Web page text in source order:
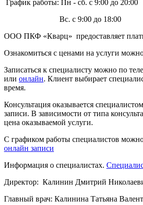
График работы: Пн - сб. с 9:00 до 20:00
Вс. с 9:00 до 18:00
ООО ПКФ «Кварц» предоставляет
Ознакомиться с ценами на услуги можно
Записаться к специалисту можно по
или онлайн. Клиент выбирает
время.
Консультация оказывается
записи. В зависимости от типа
цена оказываемой услуги.
С графиком работы специалистов
онлайн записи
Информация о специалистах.
Директор: Калинин Дмитрий
Главный врач: Калинина Татьяна